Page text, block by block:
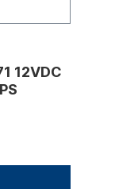
12VDC